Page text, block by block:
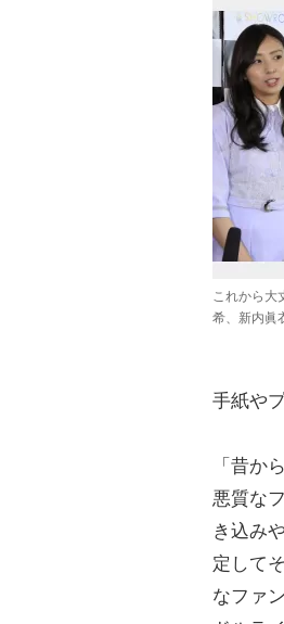
これから大
希、新内眞
手紙や
「昔か
悪質な
き込み
定して
なファ